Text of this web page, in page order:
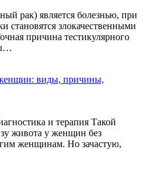
рак) является болезнью, при
становятся злокачественными
причина тестикулярного
женщин: виды, причины,
и терапия Такой
живота у женщин без
женщинам. Но зачастую,